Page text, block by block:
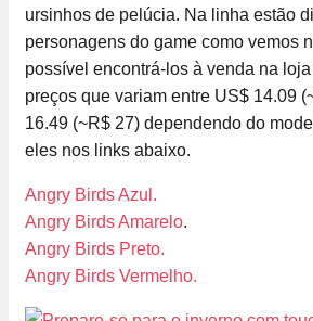
ursinhos de pelúcia. Na linha estão
personagens do game como vemos
possível encontrá-los à venda na
preços que variam entre US$ 14.09
16.49 (~R$ 27) dependendo do
eles nos links abaixo.
Angry Birds Azul.
Angry Birds Amarelo.
Angry Birds Preto.
Angry Birds Vermelho.